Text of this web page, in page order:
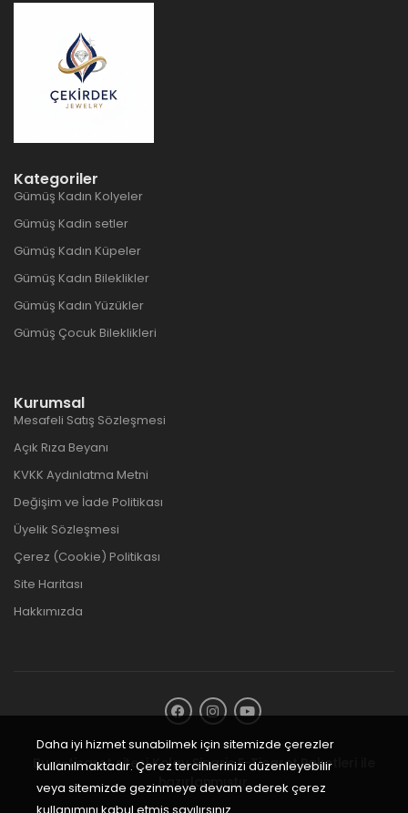
Kategoriler
Gümüş Kadın Kolyeler
Gümüş Kadin setler
Gümüş Kadın Küpeler
Gümüş Kadın Bileklikler
Gümüş Kadın Yüzükler
Gümüş Çocuk Bileklikleri
Kurumsal
Mesafeli Satış Sözleşmesi
Açık Rıza Beyanı
KVKK Aydınlatma Metni
Değişim ve İade Politikası
Üyelik Sözleşmesi
Çerez (Cookie) Politikası
Site Haritası
Hakkımızda
Bu e-ticaret sitesiKolay Sipariş E-Ticaret Paketleri
hazırlanmıştır.
Daha iyi hizmet sunabilmek için sitemizde çerezler
kullanılmaktadır. Çerez tercihlerinizi düzenleyebilir
veya sitemizde gezinmeye devam ederek çerez